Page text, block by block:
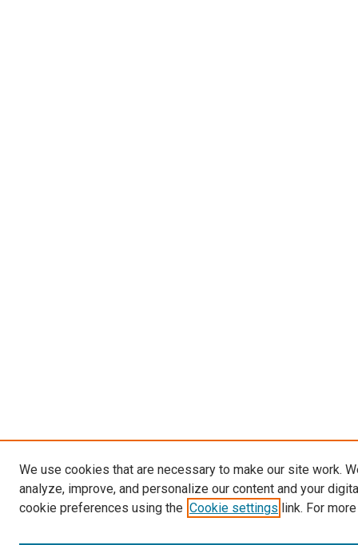
We use cookies that are necessary to make our site work.
analyze, improve, and personalize our content and your
cookie preferences using the Cookie settings link. For